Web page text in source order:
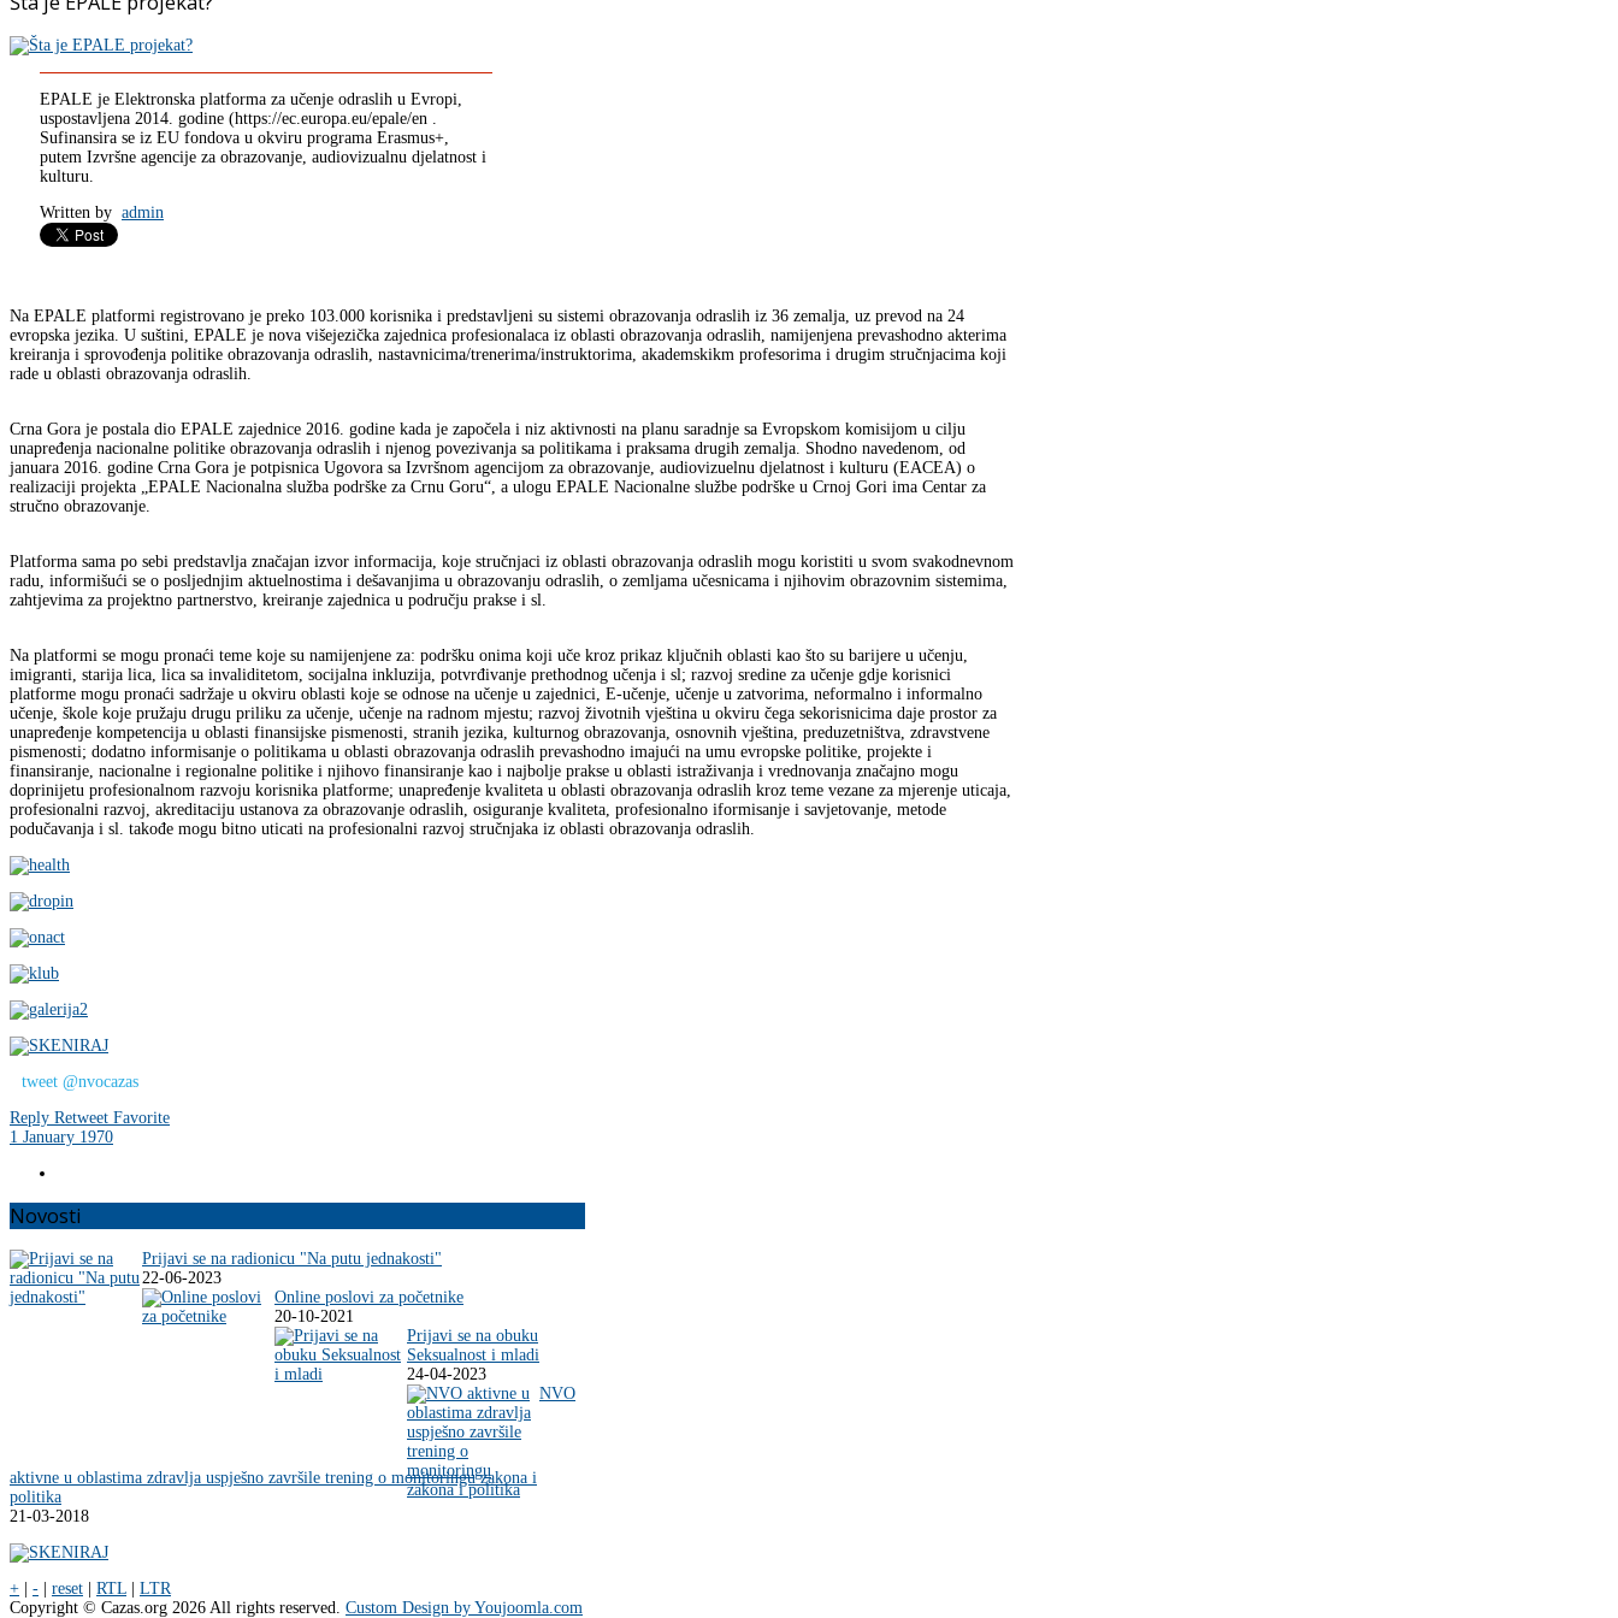
EPALE je Elektronska platforma za učenje odraslih u Evropi,
uspostavljena 2014. godine (https://ec.europa.eu/epale/en .
Sufinansira se iz EU fondova u okviru programa Erasmus+,
putem Izvršne agencije za obrazovanje, audiovizualnu djelatnost i
kulturu.
Written by admin
Na EPALE platformi registrovano je preko 103.000 korisnika i predstavljeni su sistemi obrazovanja odraslih iz 36 zemalja, uz prevod na 24
evropska jezika. U suštini, EPALE je nova višejezička zajednica profesionalaca iz oblasti obrazovanja odraslih, namijenjena prevashodno akterima
kreiranja i sprovođenja politike obrazovanja odraslih, nastavnicima/trenerima/instruktorima, akademskikm profesorima i drugim stručnjacima koji
rade u oblasti obrazovanja odraslih.
Crna Gora je postala dio EPALE zajednice 2016. godine kada je započela i niz aktivnosti na planu saradnje sa Evropskom komisijom u cilju
unapređenja nacionalne politike obrazovanja odraslih i njenog povezivanja sa politikama i praksama drugih zemalja. Shodno navedenom, od
januara 2016. godine Crna Gora je potpisnica Ugovora sa Izvršnom agencijom za obrazovanje, audiovizuelnu djelatnost i kulturu (EACEA) o
realizaciji projekta „EPALE Nacionalna služba podrške za Crnu Goru“, a ulogu EPALE Nacionalne službe podrške u Crnoj Gori ima Centar za
stručno obrazovanje.
Platforma sama po sebi predstavlja značajan izvor informacija, koje stručnjaci iz oblasti obrazovanja odraslih mogu koristiti u svom svakodnevnom
radu, informišući se o posljednjim aktuelnostima i dešavanjima u obrazovanju odraslih, o zemljama učesnicama i njihovim obrazovnim sistemima,
zahtjevima za projektno partnerstvo, kreiranje zajednica u području prakse i sl.
Na platformi se mogu pronaći teme koje su namijenjene za: podršku onima koji uče kroz prikaz ključnih oblasti kao što su barijere u učenju,
imigranti, starija lica, lica sa invaliditetom, socijalna inkluzija, potvrđivanje prethodnog učenja i sl; razvoj sredine za učenje gdje korisnici
platforme mogu pronaći sadržaje u okviru oblasti koje se odnose na učenje u zajednici, E-učenje, učenje u zatvorima, neformalno i informalno
učenje, škole koje pružaju drugu priliku za učenje, učenje na radnom mjestu; razvoj životnih vještina u okviru čega sekorisnicima daje prostor za
unapređenje kompetencija u oblasti finansijske pismenosti, stranih jezika, kulturnog obrazovanja, osnovnih vještina, preduzetništva, zdravstvene
pismenosti; dodatno informisanje o politikama u oblasti obrazovanja odraslih prevashodno imajući na umu evropske politike, projekte i
finansiranje, nacionalne i regionalne politike i njihovo finansiranje kao i najbolje prakse u oblasti istraživanja i vrednovanja značajno mogu
doprinijetu profesionalnom razvoju korisnika platforme; unapređenje kvaliteta u oblasti obrazovanja odraslih kroz teme vezane za mjerenje uticaja,
profesionalni razvoj, akreditaciju ustanova za obrazovanje odraslih, osiguranje kvaliteta, profesionalno iformisanje i savjetovanje, metode
podučavanja i sl. takođe mogu bitno uticati na profesionalni razvoj stručnjaka iz oblasti obrazovanja odraslih.
tweet @nvocazas
Reply Retweet Favorite
1 January 1970
Novosti
Prijavi se na radionicu "Na putu jednakosti"
22-06-2023
Online poslovi za početnike
20-10-2021
Prijavi se na obuku
Seksualnost i mladi
24-04-2023
NVO
aktivne u oblastima zdravlja uspješno završile trening o monitoringu zakona i
politika
21-03-2018
+ | - | reset | RTL | LTR
Copyright © Cazas.org 2026 All rights reserved. Custom Design by Youjoomla.com